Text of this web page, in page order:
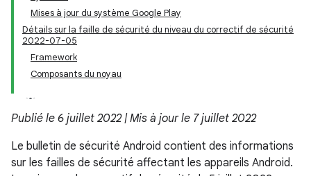
Mises à jour du système Google Play
Détails sur la faille de sécurité du niveau du correctif de sécurité
2022-07-05
Framework
Composants du noyau
Publié le 6 juillet 2022 | Mis à jour le 7 juillet 2022
Le bulletin de sécurité Android contient des informations
sur les failles de sécurité affectant les appareils Android.